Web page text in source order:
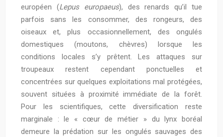
européen (Lepus europaeus), des renards qu’il tue
parfois sans les consommer, des rongeurs, des
oiseaux et, plus occasionnellement, des ongulés
domestiques (moutons, chèvres) lorsque les
conditions locales s’y prêtent. Les attaques sur
troupeaux restent cependant ponctuelles et
concentrées sur quelques exploitations mal protégées,
souvent situées à proximité immédiate de la forêt.
Pour les scientifiques, cette diversification reste
marginale : le « cœur de métier » du lynx boréal
demeure la prédation sur les ongulés sauvages des